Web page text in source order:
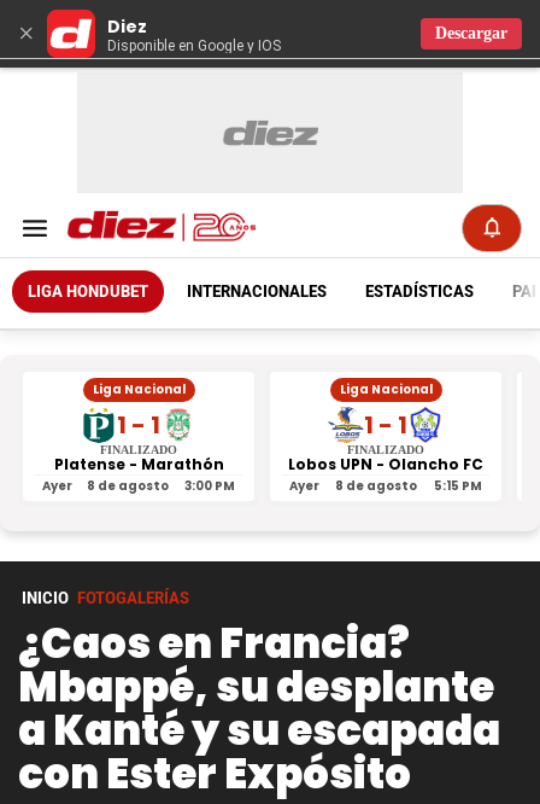
× Diez
Disponible en Google y IOS
Descargar
LIGA HONDUBET INTERNACIONALES ESTADÍSTICAS
Liga Nacional
1 - 1
FINALIZADO
Platense - Marathón
Ayer 8 de agosto 3:00 PM
Liga Nacional
1 - 1
FINALIZADO
Lobos UPN - Olancho FC
Ayer 8 de agosto 5:15 PM
INICIO FOTOGALERÍAS
¿Caos en Francia?
Mbappé, su desplante
a Kanté y su escapada
con Ester Expósito